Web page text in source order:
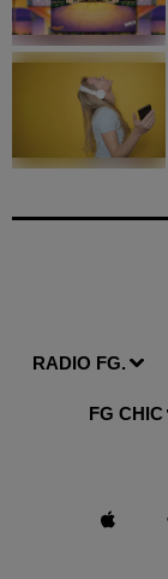
RADIO FG.
FG CHIC